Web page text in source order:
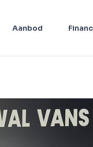
Aanbod